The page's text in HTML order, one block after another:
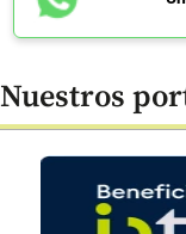
Nuestros